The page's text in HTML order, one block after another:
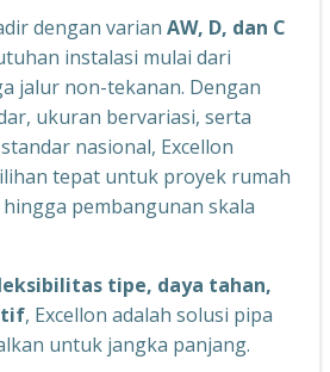
dengan varian AW, D, dan C
instalasi mulai dari
jalur non-tekanan. Dengan
ukuran bervariasi, serta
nasional, Excellon
tepat untuk proyek rumah
pembangunan skala
tipe, daya tahan,
, Excellon adalah solusi pipa
untuk jangka panjang.